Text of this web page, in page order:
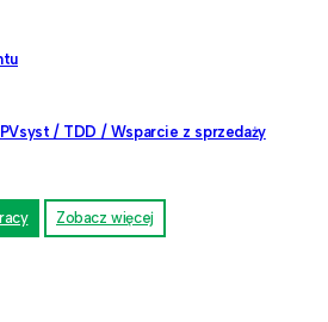
/ TDD / Wsparcie z sprzedaży
Zobacz więcej